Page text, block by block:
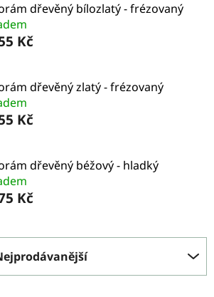
dřevěný bílozlatý - frézovaný
Kč
dřevěný zlatý - frézovaný
Kč
dřevěný béžový - hladký
Kč